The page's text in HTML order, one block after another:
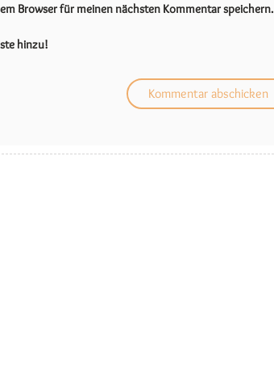
Browser für meinen nächsten Kommentar speichern.
hinzu!